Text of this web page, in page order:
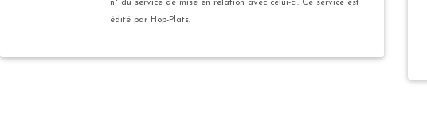
n° du service de mise en relation avec celui-ci. Ce service est
édité par Hop-Plats.